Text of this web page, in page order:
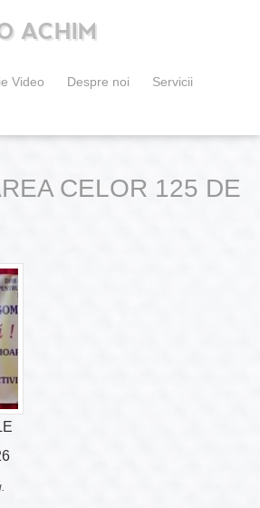
ACHIM
Video Despre noi Servicii
CELOR 125 DE